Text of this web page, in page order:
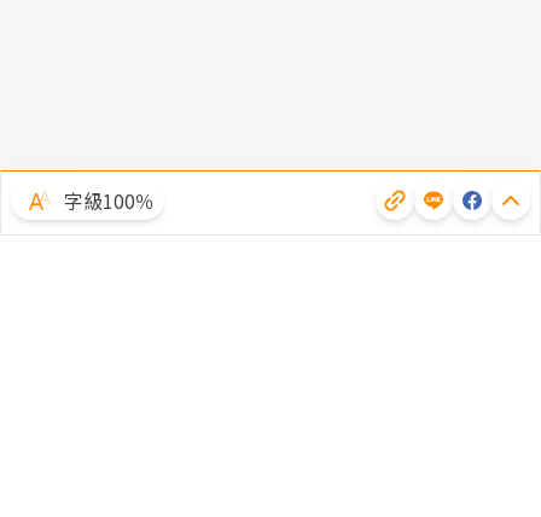
字級100％